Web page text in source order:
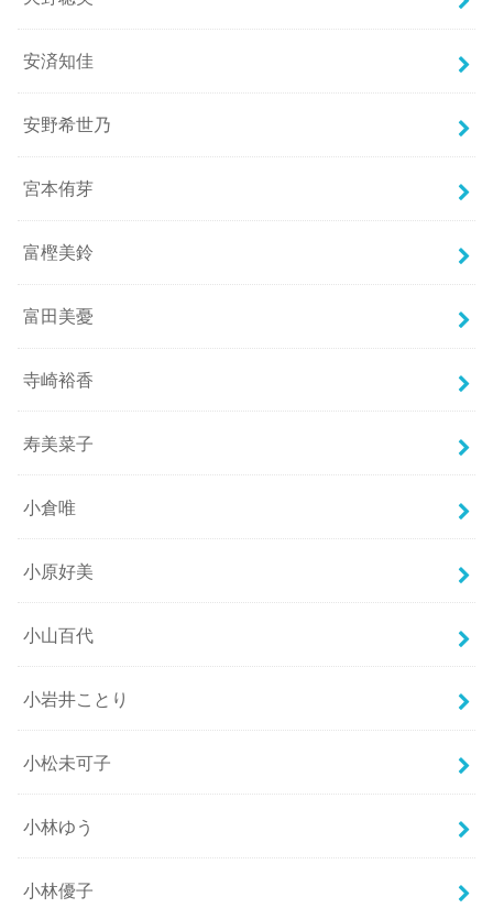
安済知佳
安野希世乃
宮本侑芽
富樫美鈴
富田美憂
寺崎裕香
寿美菜子
小倉唯
小原好美
小山百代
小岩井ことり
小松未可子
小林ゆう
小林優子